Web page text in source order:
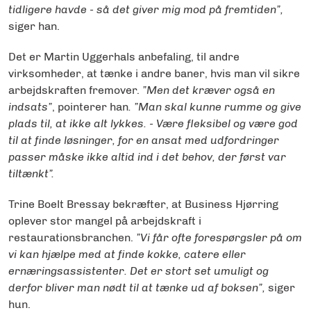
tidligere havde - så det giver mig mod på fremtiden”,
siger han.
Det er Martin Uggerhals anbefaling, til andre
virksomheder, at tænke i andre baner, hvis man vil sikre
arbejdskraften fremover. ”Men det kræver også en
indsats”, pointerer han. ”Man skal kunne rumme og give
plads til, at ikke alt lykkes. - Være fleksibel og være god
til at finde løsninger, for en ansat med udfordringer
passer måske ikke altid ind i det behov, der først var
tiltænkt”.
Trine Boelt Bressay bekræfter, at Business Hjørring
oplever stor mangel på arbejdskraft i
restaurationsbranchen. ”Vi får ofte forespørgsler på om
vi kan hjælpe med at finde kokke, catere eller
ernæringsassistenter. Det er stort set umuligt og
derfor bliver man nødt til at tænke ud af boksen”, siger
hun.